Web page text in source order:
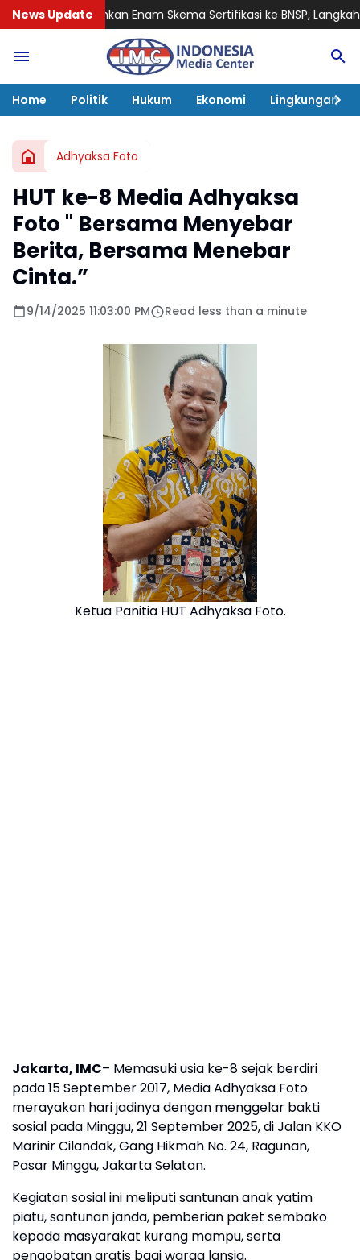
News Update
Enam Skema Sertifikasi ke BNSP, Langkah Strategis
Home Politik Hukum Ekonomi Lingkungan
Adhyaksa Foto
HUT ke-8 Media Adhyaksa
Foto " Bersama Menyebar
Berita, Bersama Menebar
Cinta.”
9/14/2025 11:03:00 PM Read less than a minute
Ketua Panitia HUT Adhyaksa Foto.
Jakarta, IMC– Memasuki usia ke-8 sejak berdiri
pada 15 September 2017, Media Adhyaksa Foto
merayakan hari jadinya dengan menggelar bakti
sosial pada Minggu, 21 September 2025, di Jalan KKO
Marinir Cilandak, Gang Hikmah No. 24, Ragunan,
Pasar Minggu, Jakarta Selatan.
Kegiatan sosial ini meliputi santunan anak yatim
piatu, santunan janda, pemberian paket sembako
kepada masyarakat kurang mampu, serta
pengobatan gratis bagi warga lansia.